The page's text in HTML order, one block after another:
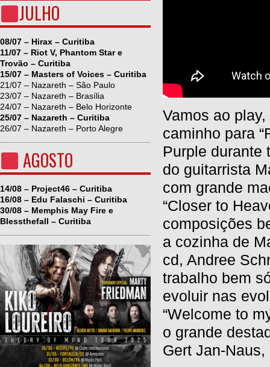
JULHO
08/07 – Hirax – Curitiba
11/07 – Riot V, Phantom Star e
Trovão – Curitiba
15/07 – Masters of Voices – Curitiba
21/07 – Nazareth – São Paulo
23/07 – Nazareth – Brasília
24/07 – Nazareth – Belo Horizonte
25/07 – Nazareth – Curitiba
26/07 – Nazareth – Porto Alegre
AGOSTO
14/08 – Project46 – Curitiba
16/08 – Edu Falaschi – Curitiba
30/08 – Memphis May Fire e
Blessthefall – Curitiba
Vamos ao
caminho para
Purple durante
do guitarrista
com grande
“Closer to
composições
a cozinha de
cd, Andree
trabalho bem
evoluir nas
“Welcome to
o grande
Gert Jan-